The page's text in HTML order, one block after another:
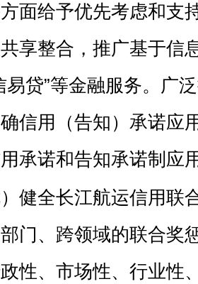
面给予优先考虑和支
享整合，推广基于信
易贷”等金融服务。广
信用（告知）承诺应
承诺和告知承诺制应
）健全长江航运信用联
门、跨领域的联合奖
性、市场性、行业性